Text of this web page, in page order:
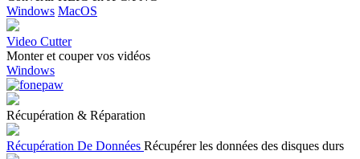
Windows MacOS
Video Cutter
Monter et couper vos vidéos
Windows
Récupération & Réparation
Récupération De Données Récupérer les données des disques durs